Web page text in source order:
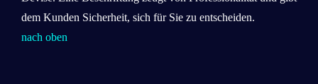
dem Kunden Sicherheit, sich für Sie zu entscheiden.
nach oben